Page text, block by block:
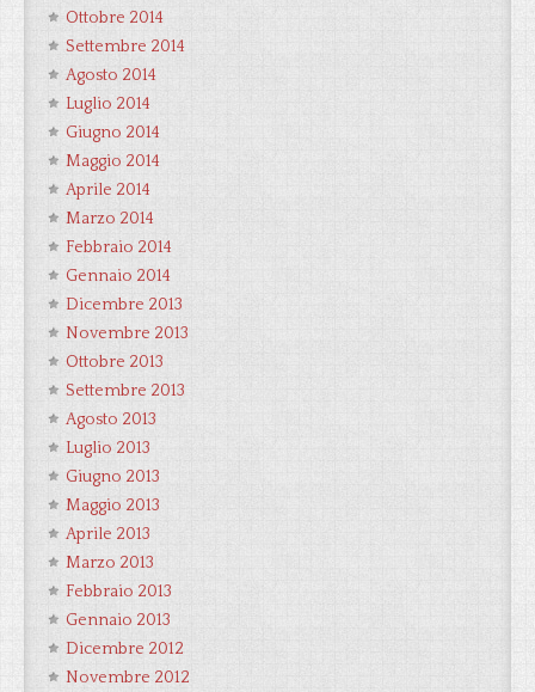
Ottobre 2014
Settembre 2014
Agosto 2014
Luglio 2014
Giugno 2014
Maggio 2014
Aprile 2014
Marzo 2014
Febbraio 2014
Gennaio 2014
Dicembre 2013
Novembre 2013
Ottobre 2013
Settembre 2013
Agosto 2013
Luglio 2013
Giugno 2013
Maggio 2013
Aprile 2013
Marzo 2013
Febbraio 2013
Gennaio 2013
Dicembre 2012
Novembre 2012